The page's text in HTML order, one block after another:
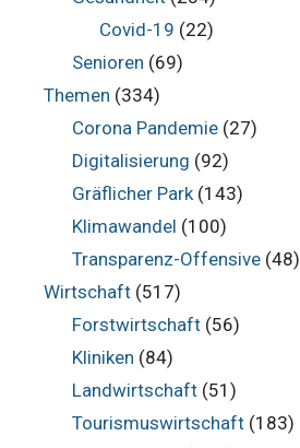
Covid-19 (22)
Senioren (69)
Themen (334)
Corona Pandemie(27)
Digitalisierung (92)
Gräflicher Park(143)
Klimawandel (100)
Transparenz-Offensive(48)
Wirtschaft (517)
Forstwirtschaft(56)
Kliniken (84)
Landwirtschaft(51)
Tourismuswirtschaft(183)